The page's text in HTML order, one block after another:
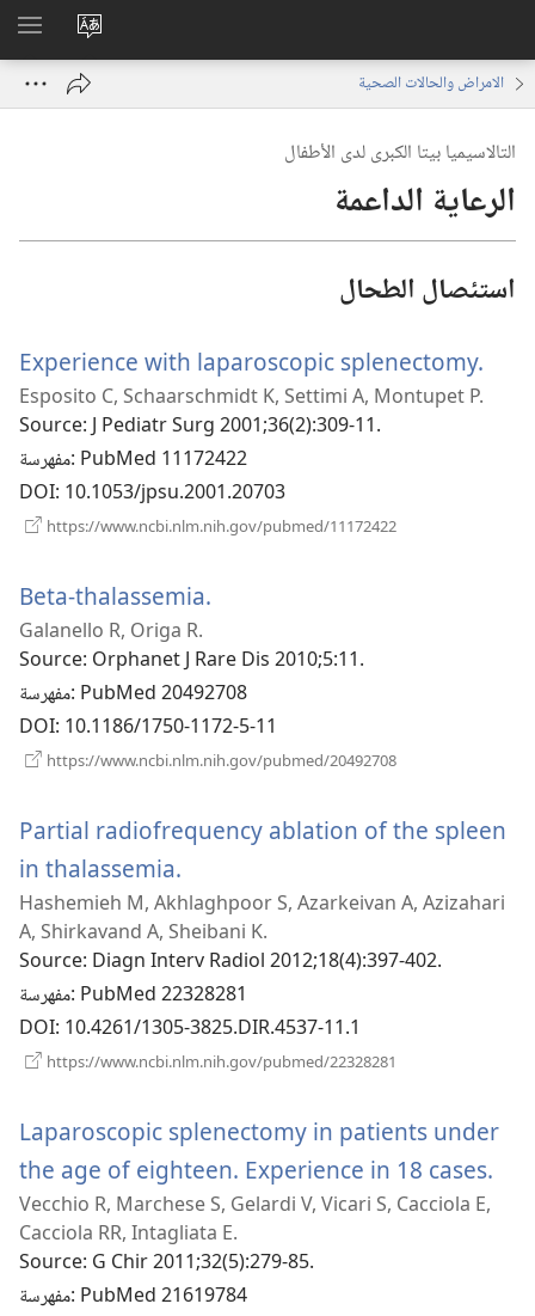
تغيير
لغة
الموقع
الامراض والحالات الصحية
التالاسيميا بيتا الكبرى لدى الأطفال
الرعاية الداعمة
استئصال الطحال
Experience with laparoscopic splenectomy.
Esposito C, Schaarschmidt K, Settimi A, Montupet P.
Source‎: J Pediatr Surg 2001;36(2):309-11.
مفهرسة‎: PubMed 11172422
DOI‎: 10.1053/jpsu.2001.20703
https://www.ncbi.nlm.nih.gov/pubmed/11172422
Beta-thalassemia.
جديدة)
Galanello R, Origa R.
Source‎: Orphanet J Rare Dis 2010;5:11.
مفهرسة‎: PubMed 20492708
DOI‎: 10.1186/1750-1172-5-11
https://www.ncbi.nlm.nih.gov/pubmed/20492708
Partial radiofrequency ablation of the spleen
in thalassemia.
نافذة
جديدة)
Hashemieh M, Akhlaghpoor S, Azarkeivan A, Azizahari
A, Shirkavand A, Sheibani K.
Source‎: Diagn Interv Radiol 2012;18(4):397-402.
مفهرسة‎: PubMed 22328281
DOI‎: 10.4261/1305-3825.DIR.4537-11.1
https://www.ncbi.nlm.nih.gov/pubmed/22328281
Laparoscopic splenectomy in patients under
the age of eighteen. Experience in 18 cases.
Vecchio R, Marchese S, Gelardi V, Vicari S, Cacciola E,
Cacciola RR, Intagliata E.
Source‎: G Chir 2011;32(5):279-85.
مفهرسة‎: PubMed 21619784